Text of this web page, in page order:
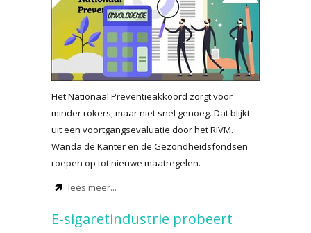
Het Nationaal Preventieakkoord zorgt voor
minder rokers, maar niet snel genoeg. Dat blijkt
uit een voortgangsevaluatie door het RIVM.
Wanda de Kanter en de Gezondheidsfondsen
roepen op tot nieuwe maatregelen.
lees meer...
E-sigaretindustrie probeert